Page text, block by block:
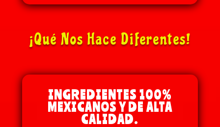
¡Qué Nos Hace Diferentes!
INGREDIENTES 100%
MEXICANOS Y DE ALTA
CALIDAD.